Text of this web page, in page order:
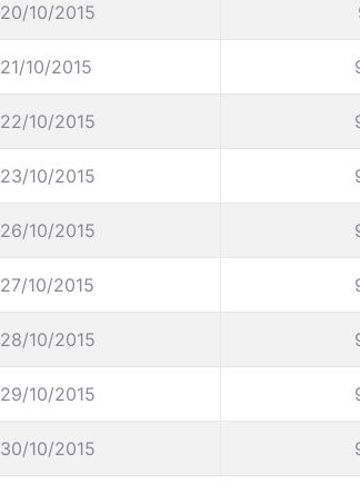
20/10/2015
21/10/2015
22/10/2015
23/10/2015
26/10/2015
27/10/2015
28/10/2015
29/10/2015
30/10/2015